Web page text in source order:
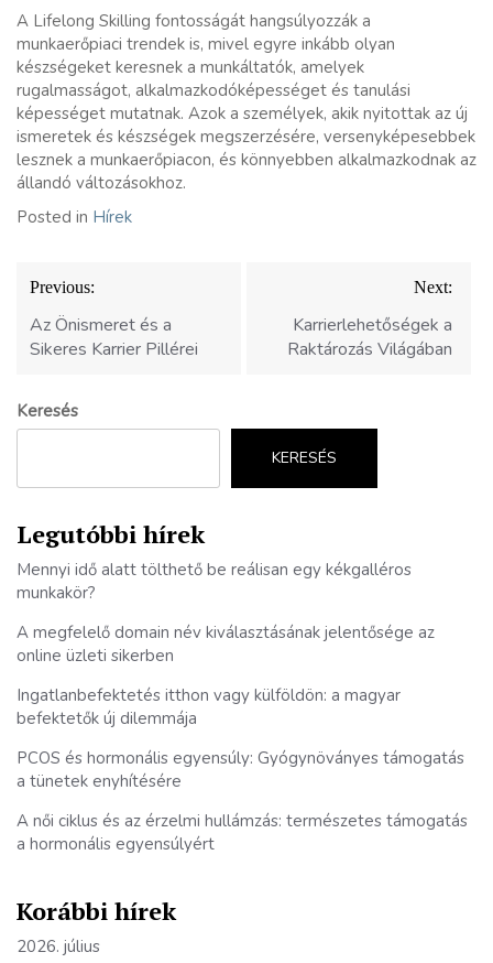
A Lifelong Skilling fontosságát hangsúlyozzák a
munkaerőpiaci trendek is, mivel egyre inkább olyan
készségeket keresnek a munkáltatók, amelyek
rugalmasságot, alkalmazkodóképességet és tanulási
képességet mutatnak. Azok a személyek, akik nyitottak az új
ismeretek és készségek megszerzésére, versenyképesebbek
lesznek a munkaerőpiacon, és könnyebben alkalmazkodnak az
állandó változásokhoz.
Posted in Hírek
Bejegyzés
navigáció
Previous:
Az Önismeret és a
Sikeres Karrier Pillérei
Next:
Karrierlehetőségek a
Raktározás Világában
Keresés
KERESÉS
Legutóbbi hírek
Mennyi idő alatt tölthető be reálisan egy kékgalléros
munkakör?
A megfelelő domain név kiválasztásának jelentősége az
online üzleti sikerben
Ingatlanbefektetés itthon vagy külföldön: a magyar
befektetők új dilemmája
PCOS és hormonális egyensúly: Gyógynöványes támogatás
a tünetek enyhítésére
A női ciklus és az érzelmi hullámzás: természetes támogatás
a hormonális egyensúlyért
Korábbi hírek
2026. július